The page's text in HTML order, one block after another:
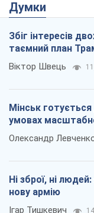
Думки
Збіг інтересів
таємний план
Віктор Швець
Мінськ
умовах
Олександр
Ні зброї, ні
нову армію
Ігар Тишкевич